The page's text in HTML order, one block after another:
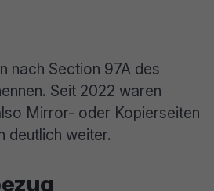
nach Section 97A des
Seit 2022 waren
Mirror- oder Kopierseiten
deutlich weiter.